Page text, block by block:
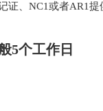
证、NC1或者AR1
5个工作日